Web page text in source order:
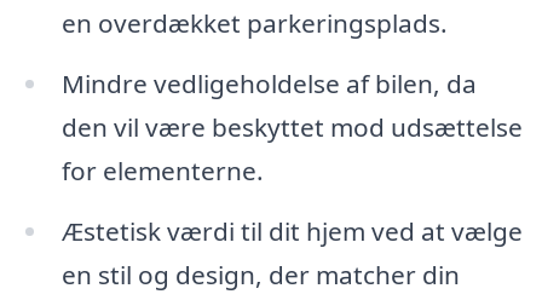
en overdækket parkeringsplads.
Mindre vedligeholdelse af bilen, da
den vil være beskyttet mod udsættelse
for elementerne.
Æstetisk værdi til dit hjem ved at vælge
en stil og design, der matcher din